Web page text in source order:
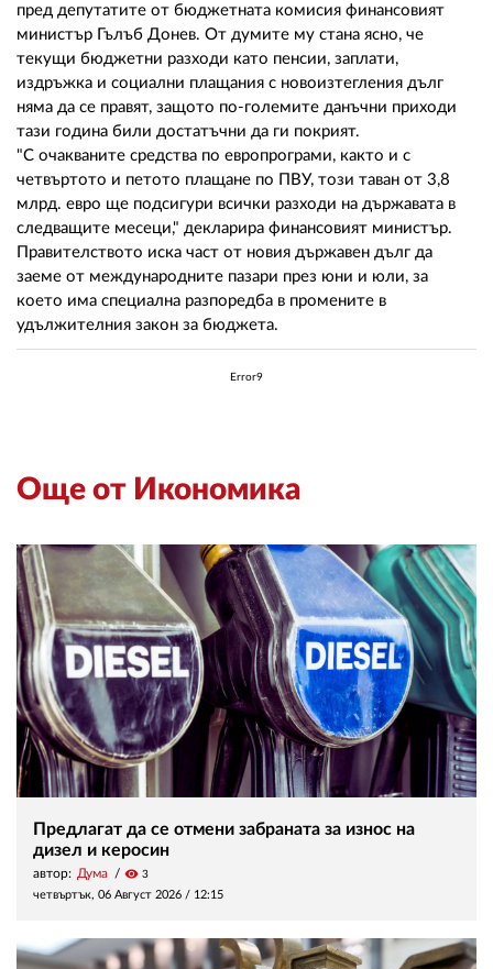
пред депутатите от бюджетната комисия финансовият
министър Гълъб Донев. От думите му стана ясно, че
текущи бюджетни разходи като пенсии, заплати,
издръжка и социални плащания с новоизтегления дълг
няма да се правят, защото по-големите данъчни приходи
тази година били достатъчни да ги покрият.
"С очакваните средства по европрограми, както и с
четвъртото и петото плащане по ПВУ, този таван от 3,8
млрд. евро ще подсигури всички разходи на държавата в
следващите месеци," декларира финансовият министър.
Правителството иска част от новия държавен дълг да
заеме от международните пазари през юни и юли, за
което има специална разпоредба в промените в
удължителния закон за бюджета.
Error9
Още от Икономика
Предлагат да се отмени забраната за износ на
дизел и керосин
автор: Дума visibility 3
четвъртък, 06 Август 2026 / 12:15